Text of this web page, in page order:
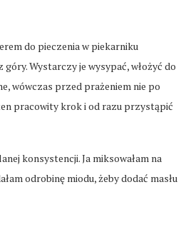
do pieczenia w piekarniku
Wystarczy je wysypać, włożyć do
wówczas przed prażeniem nie po
pracowity krok i od razu przystąpić
konsystencji. Ja miksowałam na
odrobinę miodu, żeby dodać masłu